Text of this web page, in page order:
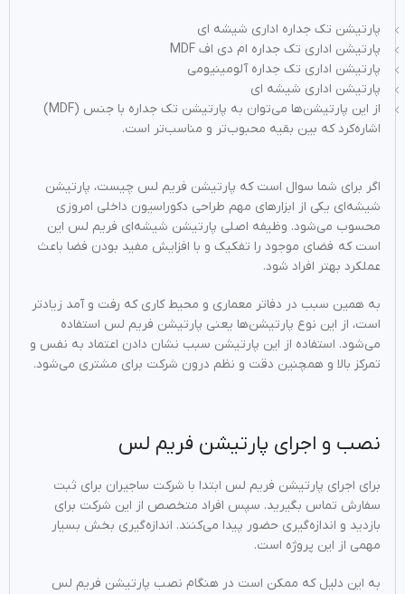
پارتیشن تک جداره اداری شیشه ای
پارتیشن اداری تک جداره ام دی اف MDF
پارتیشن اداری تک جداره آلومینیومی
پارتیشن اداری شیشه ای
از این پارتیشن‌ها می‌توان به پارتیشن تک جداره با جنس (MDF)
اشاره‌کرد که بین بقیه محبوب‌تر و مناسب‌تر است.
اگر برای شما سوال است که پارتیشن فریم لس چیست، پارتیشن‌
شیشه‌ای یکی از ابزارهای مهم طراحی دکوراسیون داخلی امروزی
محسوب می‌شود. وظیفه اصلی پارتیشن‌ شیشه‌ای فریم لس این
است که فضای موجود را تفکیک و با افزایش مفید بودن فضا باعث
عملکرد بهتر افراد شود.
به همین سبب در دفاتر معماری و محیط کاری که رفت و آمد زیادتر
است، از این نوع پارتیشن‌ها یعنی پارتیشن فریم لس استفاده
می‌شود. استفاده از این پارتیشن سبب نشان دادن اعتماد به نفس و
تمرکز بالا و همچنین دقت و نظم درون شرکت برای مشتری می‌شود.
نصب و اجرای پارتیشن فریم لس
برای اجرای پارتیشن فریم لس ابتدا با شرکت ساجیران برای ثبت
سفارش تماس بگیرید. سپس افراد متخصص از این شرکت برای
بازدید و اندازه‌گیری حضور پیدا می‌کنند. اندازه‌گیری بخش بسیار
مهمی از این پروژه است.
به این دلیل که ممکن است در هنگام نصب پارتیشن فریم لس